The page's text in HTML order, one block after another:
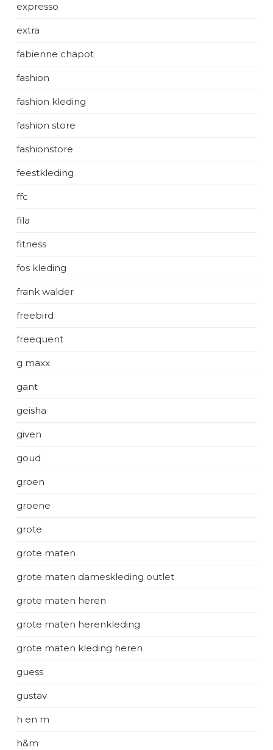
expresso
extra
fabienne chapot
fashion
fashion kleding
fashion store
fashionstore
feestkleding
ffc
fila
fitness
fos kleding
frank walder
freebird
freequent
g maxx
gant
geisha
given
goud
groen
groene
grote
grote maten
grote maten dameskleding outlet
grote maten heren
grote maten herenkleding
grote maten kleding heren
guess
gustav
h en m
h&m